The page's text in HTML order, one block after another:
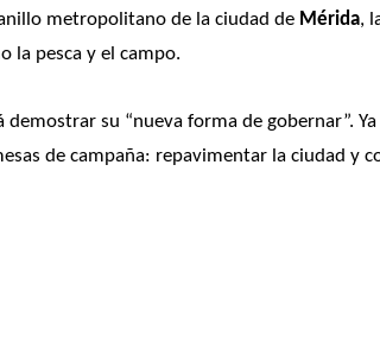
metropolitano de la ciudad de Mérida,
la pesca y el campo.
demostrar su “nueva forma de gobernar”. Ya
de campaña: repavimentar la ciudad y